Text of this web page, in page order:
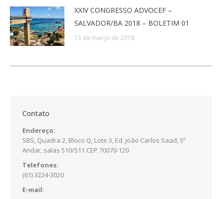
XXIV CONGRESSO ADVOCEF –
SALVADOR/BA 2018 – BOLETIM 01
13 de março de 2018
Contato
Endereço:
SBS, Quadra 2, Bloco Q, Lote 3, Ed. João Carlos Saad, 5º
Andar, salas 510/511 CEP 70070-120
Telefones:
(61) 3224-3020
E-mail: